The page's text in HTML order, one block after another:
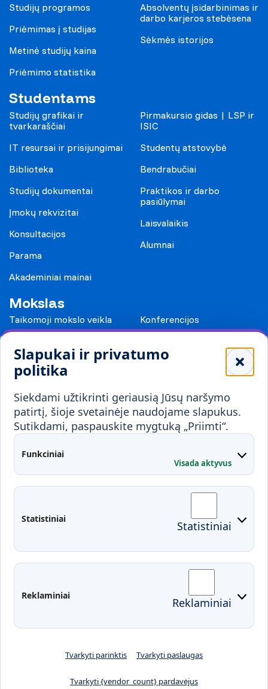
Slapukai ir privatumo
politika
Siekdami užtikrinti geriausią Jūsų naršymo
patirtį, šioje svetainėje naudojame slapukus.
Sutikdami, paspauskite mygtuką „Priimti“.
Funkciniai
Visada aktyvus
Statistiniai Statistiniai
Reklaminiai Reklaminiai
Tvarkyti parinktis Tvarkyti paslaugas
Tvarkyti {vendor_count} pardavėjus
Studijų programos
Priėmimas į studijas
Metinė studijų kaina
Priėmimo statistika
Absolventų įsidarbinimas ir
darbo karjeros stebėsena
Sėkmės istorijos
Studentams
Studijų grafikai ir
tvarkaraščiai
IT resursai ir prisijungimai
Biblioteka
Studijų dokumentai
Įmokų rekvizitai
Konsultacijos
Parama
Akademiniai mainai
Pirmakursio gidas | LSP ir
ISIC
Studentų atstovybė
Bendrabučiai
Praktikos ir darbo
pasiūlymai
Laisvalaikis
Alumnai
Mokslas
Taikomoji mokslo veikla
Konferencijos
Mokykloms
Visuomenei ir verslui
Mokymai ir konsultavimas
Partnerystės
Karjera
Kontaktai
Administracija
Fakultetai
Studentų atstovybė
Moodle
EDINA
Pasirengimas ekstremaliai